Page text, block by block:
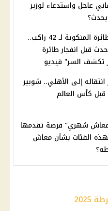
عاجل واستدعاء لوزير
يحدث؟
ارتفاع ضحايا الطائرة المنكوبة لـ 42 راكب..
قبل انفجار طائرة
تكشف السر" فيديو
انتقاله إلى الأهلي.. شوبير
قبل كأس العالم
شهري" فرصة تقدمها
الفئات بشأن معاش